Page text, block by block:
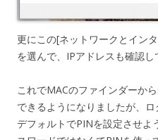
更にこの[ネットワークとイン
を選んで、IPアドレスも確認し
これでMACのファインダーか
できるようになりましたが、
デフォルトでPINを設定させよ